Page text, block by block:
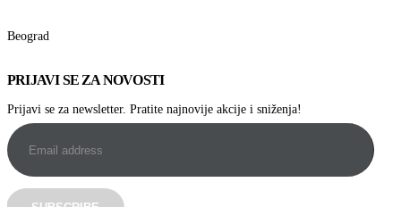
Beograd
PRIJAVI SE ZA NOVOSTI
Prijavi se za newsletter. Pratite najnovije akcije i sniženja!